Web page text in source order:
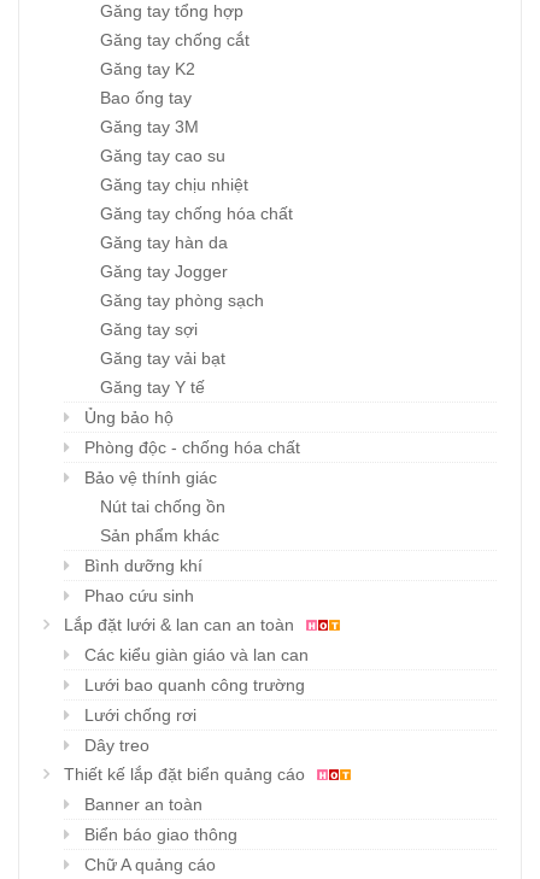
Găng tay tổng hợp
Găng tay chống cắt
Găng tay K2
Bao ống tay
Găng tay 3M
Găng tay cao su
Găng tay chịu nhiệt
Găng tay chống hóa chất
Găng tay hàn da
Găng tay Jogger
Găng tay phòng sạch
Găng tay sợi
Găng tay vải bạt
Găng tay Y tế
Ủng bảo hộ
Phòng độc - chống hóa chất
Bảo vệ thính giác
Nút tai chống ồn
Sản phẩm khác
Bình dưỡng khí
Phao cứu sinh
Lắp đặt lưới & lan can an toàn
Các kiểu giàn giáo và lan can
Lưới bao quanh công trường
Lưới chống rơi
Dây treo
Thiết kế lắp đặt biển quảng cáo
Banner an toàn
Biển báo giao thông
Chữ A quảng cáo